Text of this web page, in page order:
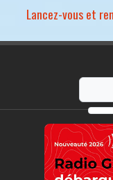
Lancez-vous et